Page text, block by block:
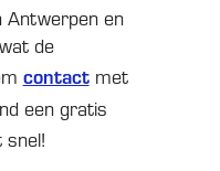
Antwerpen en
de
contactmet
een gratis